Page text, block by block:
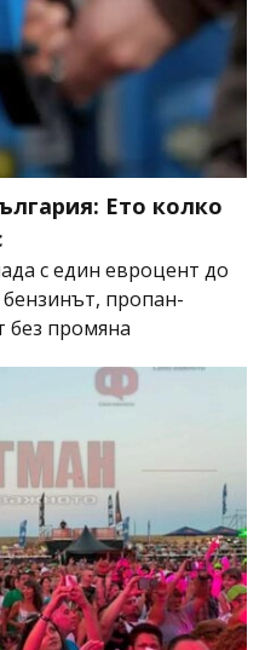
Ето колко
с един евроцент до
пропан-
без промяна